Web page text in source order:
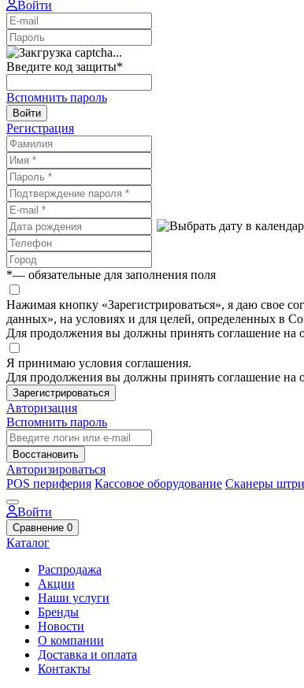
Войти
Введите код защиты*
Вспомнить пароль
Войти
Регистрация
*— обязательные для заполнения поля
Нажимая кнопку «Зарегистрироваться», я даю свое
данных», на условиях и для целей, определенных в
Для продолжения вы должны принять соглашение на
Я принимаю условия соглашения.
Для продолжения вы должны принять соглашение на
Зарегистрироваться
Авторизация
Вспомнить пароль
Восстановить
Авторизироваться
POS периферия Кассовое оборудование Сканеры
Войти
Сравнение 0
Каталог
Распродажа
Акции
Наши услуги
Бренды
Новости
О компании
Доставка и оплата
Контакты